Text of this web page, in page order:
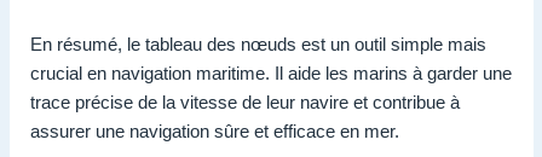
En résumé, le tableau des nœuds est un outil simple mais
crucial en navigation maritime. Il aide les marins à garder une
trace précise de la vitesse de leur navire et contribue à
assurer une navigation sûre et efficace en mer.